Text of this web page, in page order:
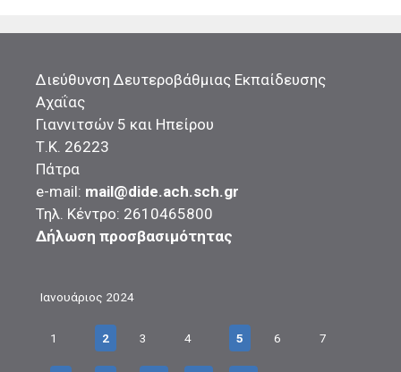
Διεύθυνση Δευτεροβάθμιας Εκπαίδευσης
Αχαΐας
Γιαννιτσών 5 και Ηπείρου
Τ.Κ. 26223
Πάτρα
e-mail: mail@dide.ach.sch.gr
Τηλ. Κέντρο: 2610465800
Δήλωση προσβασιμότητας
Ιανουάριος 2024
1 2 3 4 5 6 7